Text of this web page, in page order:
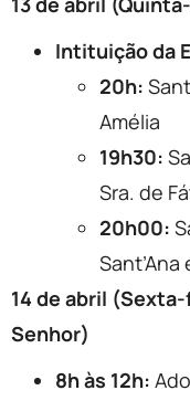
Intituição da
20h:
Amélia
19h30:
Sra. de
20h00:
14 de abril
Senhor)
8h às 12h: